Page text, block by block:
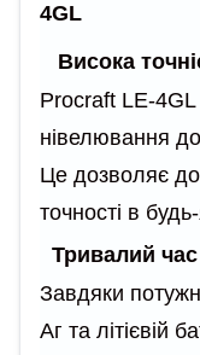
4GL
Висока
Procraft LE-4GL
нівелювання
Це дозволяє
точності в
Тривалий
Завдяки
Аг та літієвій